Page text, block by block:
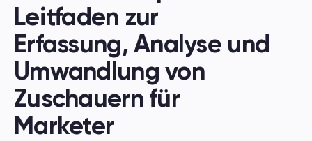
Leitfaden zur
Erfassung, Analyse und
Umwandlung von
Zuschauern für
Marketer